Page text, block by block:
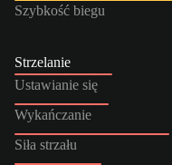
Szybkość biegu
Strzelanie
Ustawianie się
Wykańczanie
Siła strzału